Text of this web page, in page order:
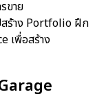
ขาย
สร้าง Portfolio ฝึก
เพื่อสร้าง